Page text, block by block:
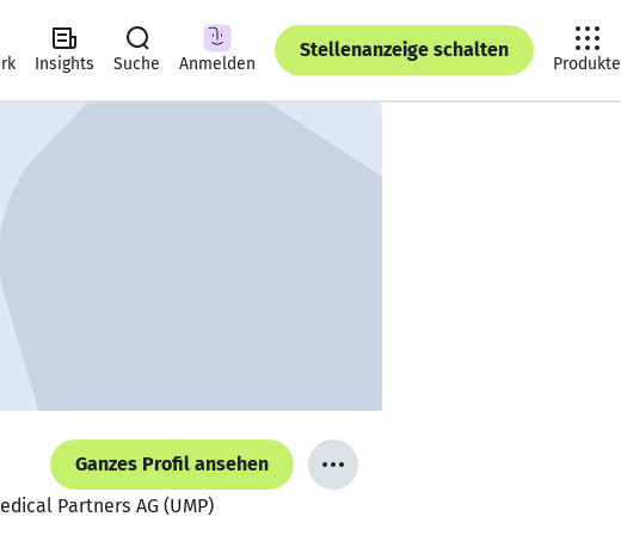
Insights Suche Anmelden
Stellenanzeige schalten
Produkte
Ganzes Profil ansehen
Partners AG (UMP)